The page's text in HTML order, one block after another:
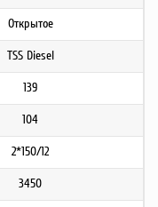
Открытое
TSS Diesel
139
104
2*150/12
3450